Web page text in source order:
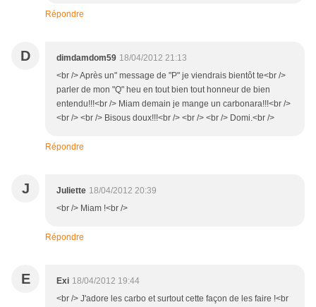
Répondre
D dimdamdom59 18/04/2012 21:13
<br /> Après un" message de "P" je viendrais bientôt te<br />
parler de mon "Q" heu en tout bien tout honneur de bien
entendu!!!<br /> Miam demain je mange un carbonara!!!<br />
<br /> <br /> Bisous doux!!!<br /> <br /> <br /> Domi.<br />
Répondre
J Juliette 18/04/2012 20:39
<br /> Miam !<br />
Répondre
E Exi 18/04/2012 19:44
<br /> J'adore les carbo et surtout cette façon de les faire !<br